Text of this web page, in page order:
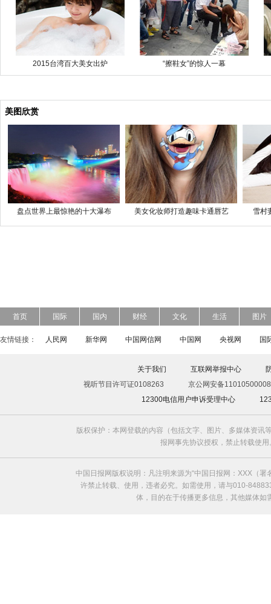
2015台湾百大美女出炉 “擦鞋女”的惊人一幕
美图欣赏
盘点世界上最惊艳的十大瀑布 美女化妆师打造趣味卡通唇艺 雪村
首页 国际 国内 财经 文化 生活 图片
友情链接： 人民网 新华网 中国网信网 中国网 央视网 国
关于我们 互联网举报中心
视听节目许可证0108263
京公网安备
12300电信用户申诉受理中心
版权保护：本网登载的内容（包括文字、图片、多媒体资
报网事先协议授权，禁止转载使
中国日报网版权说明：凡注明来源为“中国日报网：XXX（
许禁止转载、使用，违者必究。如需使用，请与010-
体，目的在于传播更多信息，其他媒体